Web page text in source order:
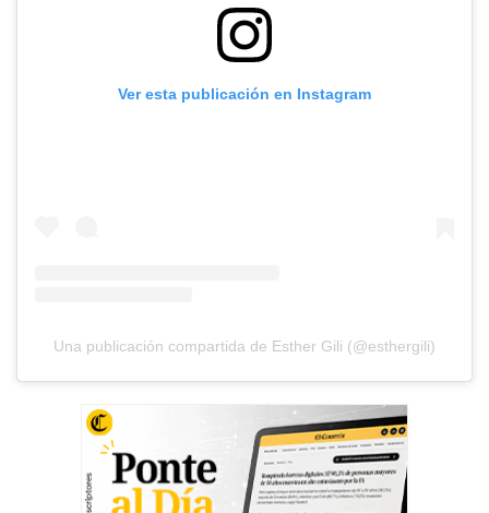
Ver esta publicación en Instagram
Una publicación compartida de Esther Gili (@esthergili)